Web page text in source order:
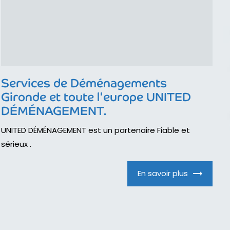
Services de Déménagements
Gironde et toute l'europe UNITED
DÉMÉNAGEMENT.
UNITED DÉMÉNAGEMENT est un partenaire Fiable et
sérieux .
En savoir plus